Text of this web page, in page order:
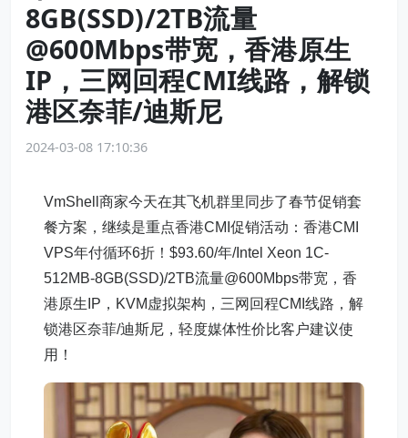
8GB(SSD)/2TB流量
@600Mbps带宽，香港原生
IP，三网回程CMI线路，解锁
港区奈菲/迪斯尼
2024-03-08 17:10:36
VmShell商家今天在其飞机群里同步了春节促销套
餐方案，继续是重点香港CMI促销活动：香港CMI
VPS年付循环6折！$93.60/年/Intel Xeon 1C-
512MB-8GB(SSD)/2TB流量@600Mbps带宽，香
港原生IP，KVM虚拟架构，三网回程CMI线路，解
锁港区奈菲/迪斯尼，轻度媒体性价比客户建议使
用！